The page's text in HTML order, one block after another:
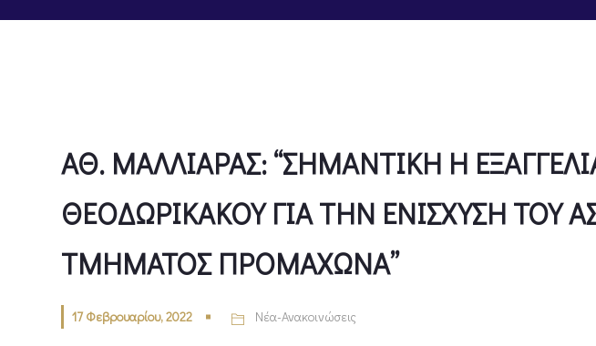
ΑΘ. ΜΑΛΛΙΑΡΑΣ: “ΣΗΜΑΝΤΙΚΗ Η
ΘΕΟΔΩΡΙΚΑΚΟΥ ΓΙΑ ΤΗΝ ΕΝΙΣΧΥΣΗ ΤΟΥ
ΤΜΗΜΑΤΟΣ ΠΡΟΜΑΧΩΝΑ”
17 Φεβρουαρίου, 2022 Νέα-Ανακοινώσεις